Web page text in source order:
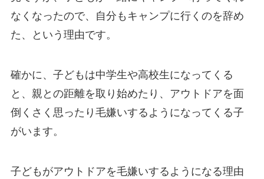
なくなったので、自分もキャンプに行くのを辞め
た、という理由です。
確かに、子どもは中学生や高校生になってくる
と、親との距離を取り始めたり、アウトドアを面
倒くさく思ったり毛嫌いするようになってくる子
がいます。
子どもがアウトドアを毛嫌いするようになる理由